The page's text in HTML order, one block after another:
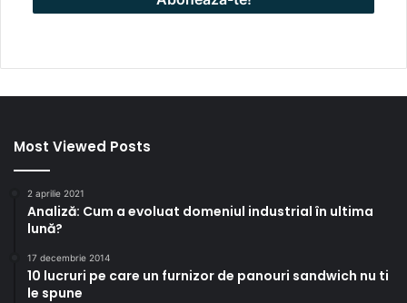
Most Viewed Posts
2 aprilie 2021
Analiză: Cum a evoluat domeniul industrial în ultima
lună?
17 decembrie 2014
10 lucruri pe care un furnizor de panouri sandwich nu ti
le spune